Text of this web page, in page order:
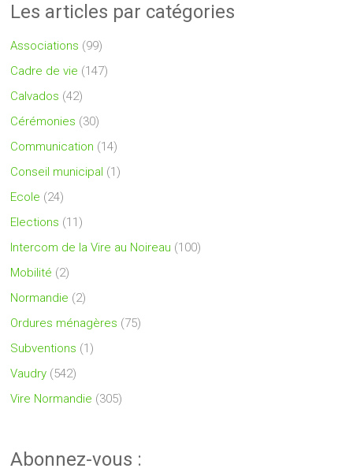
Les articles par catégories
Associations (99)
Cadre de vie (147)
Calvados (42)
Cérémonies (30)
Communication (14)
Conseil municipal (1)
Ecole (24)
Elections (11)
Intercom de la Vire au Noireau (100)
Mobilité (2)
Normandie (2)
Ordures ménagères (75)
Subventions (1)
Vaudry (542)
Vire Normandie (305)
Abonnez-vous :